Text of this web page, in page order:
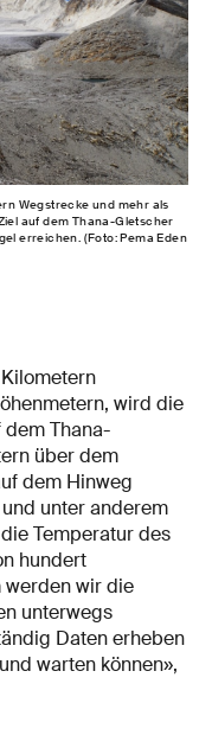
Wegstrecke und mehr als
auf dem Thana-Gletscher
erreichen. (Foto: Pema Eden
wird die
Thana-
über dem
dem Hinweg
unter anderem
Temperatur des
hundert
werden wir die
unterwegs
Daten erheben
warten können»,